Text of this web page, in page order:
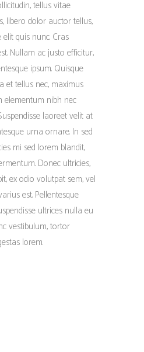
tellus vitae
libero dolor auctor tellus,
quis nunc. Cras
Nullam ac justo efficitur,
ipsum. Quisque
et tellus nec, maximus
elementum nibh nec
laoreet velit at
urna ornare. In sed
mi sed lorem blandit,
Donec ultricies,
ex odio volutpat sem, vel
est. Pellentesque
ultrices nulla eu
vestibulum, tortor
lorem.